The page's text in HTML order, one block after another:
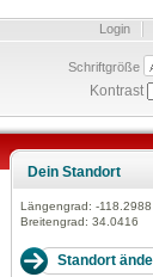
Login
Schriftgröße
Kontrast
Dein Standort
Längengrad: -118.2988
Breitengrad: 34.0416